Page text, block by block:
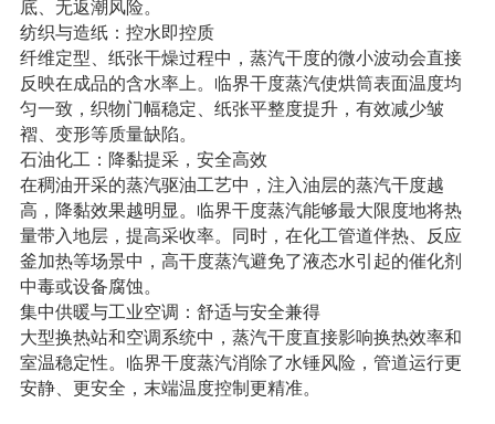
底、无返潮风险。
纺织与造纸：控水即控质
纤维定型、纸张干燥过程中，蒸汽干度的微小波动会直接
反映在成品的含水率上。临界干度蒸汽使烘筒表面温度均
匀一致，织物门幅稳定、纸张平整度提升，有效减少皱
褶、变形等质量缺陷。
石油化工：降黏提采，安全高效
在稠油开采的蒸汽驱油工艺中，注入油层的蒸汽干度越
高，降黏效果越明显。临界干度蒸汽能够最大限度地将热
量带入地层，提高采收率。同时，在化工管道伴热、反应
釜加热等场景中，高干度蒸汽避免了液态水引起的催化剂
中毒或设备腐蚀。
集中供暖与工业空调：舒适与安全兼得
大型换热站和空调系统中，蒸汽干度直接影响换热效率和
室温稳定性。临界干度蒸汽消除了水锤风险，管道运行更
安静、更安全，末端温度控制更精准。